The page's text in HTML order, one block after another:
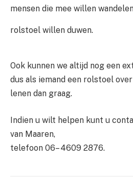
mensen die mee willen
rolstoel willen duwen.
Ook kunnen we altijd nog een
dus als iemand een rolstoel
lenen dan graag.
Indien u wilt helpen kunt u
van Maaren,
telefoon 06– 4609 2876.